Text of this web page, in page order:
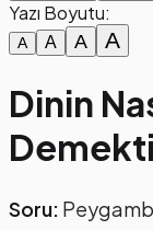
Yazı Boyutu:
A A A A
Dinin
Soru: